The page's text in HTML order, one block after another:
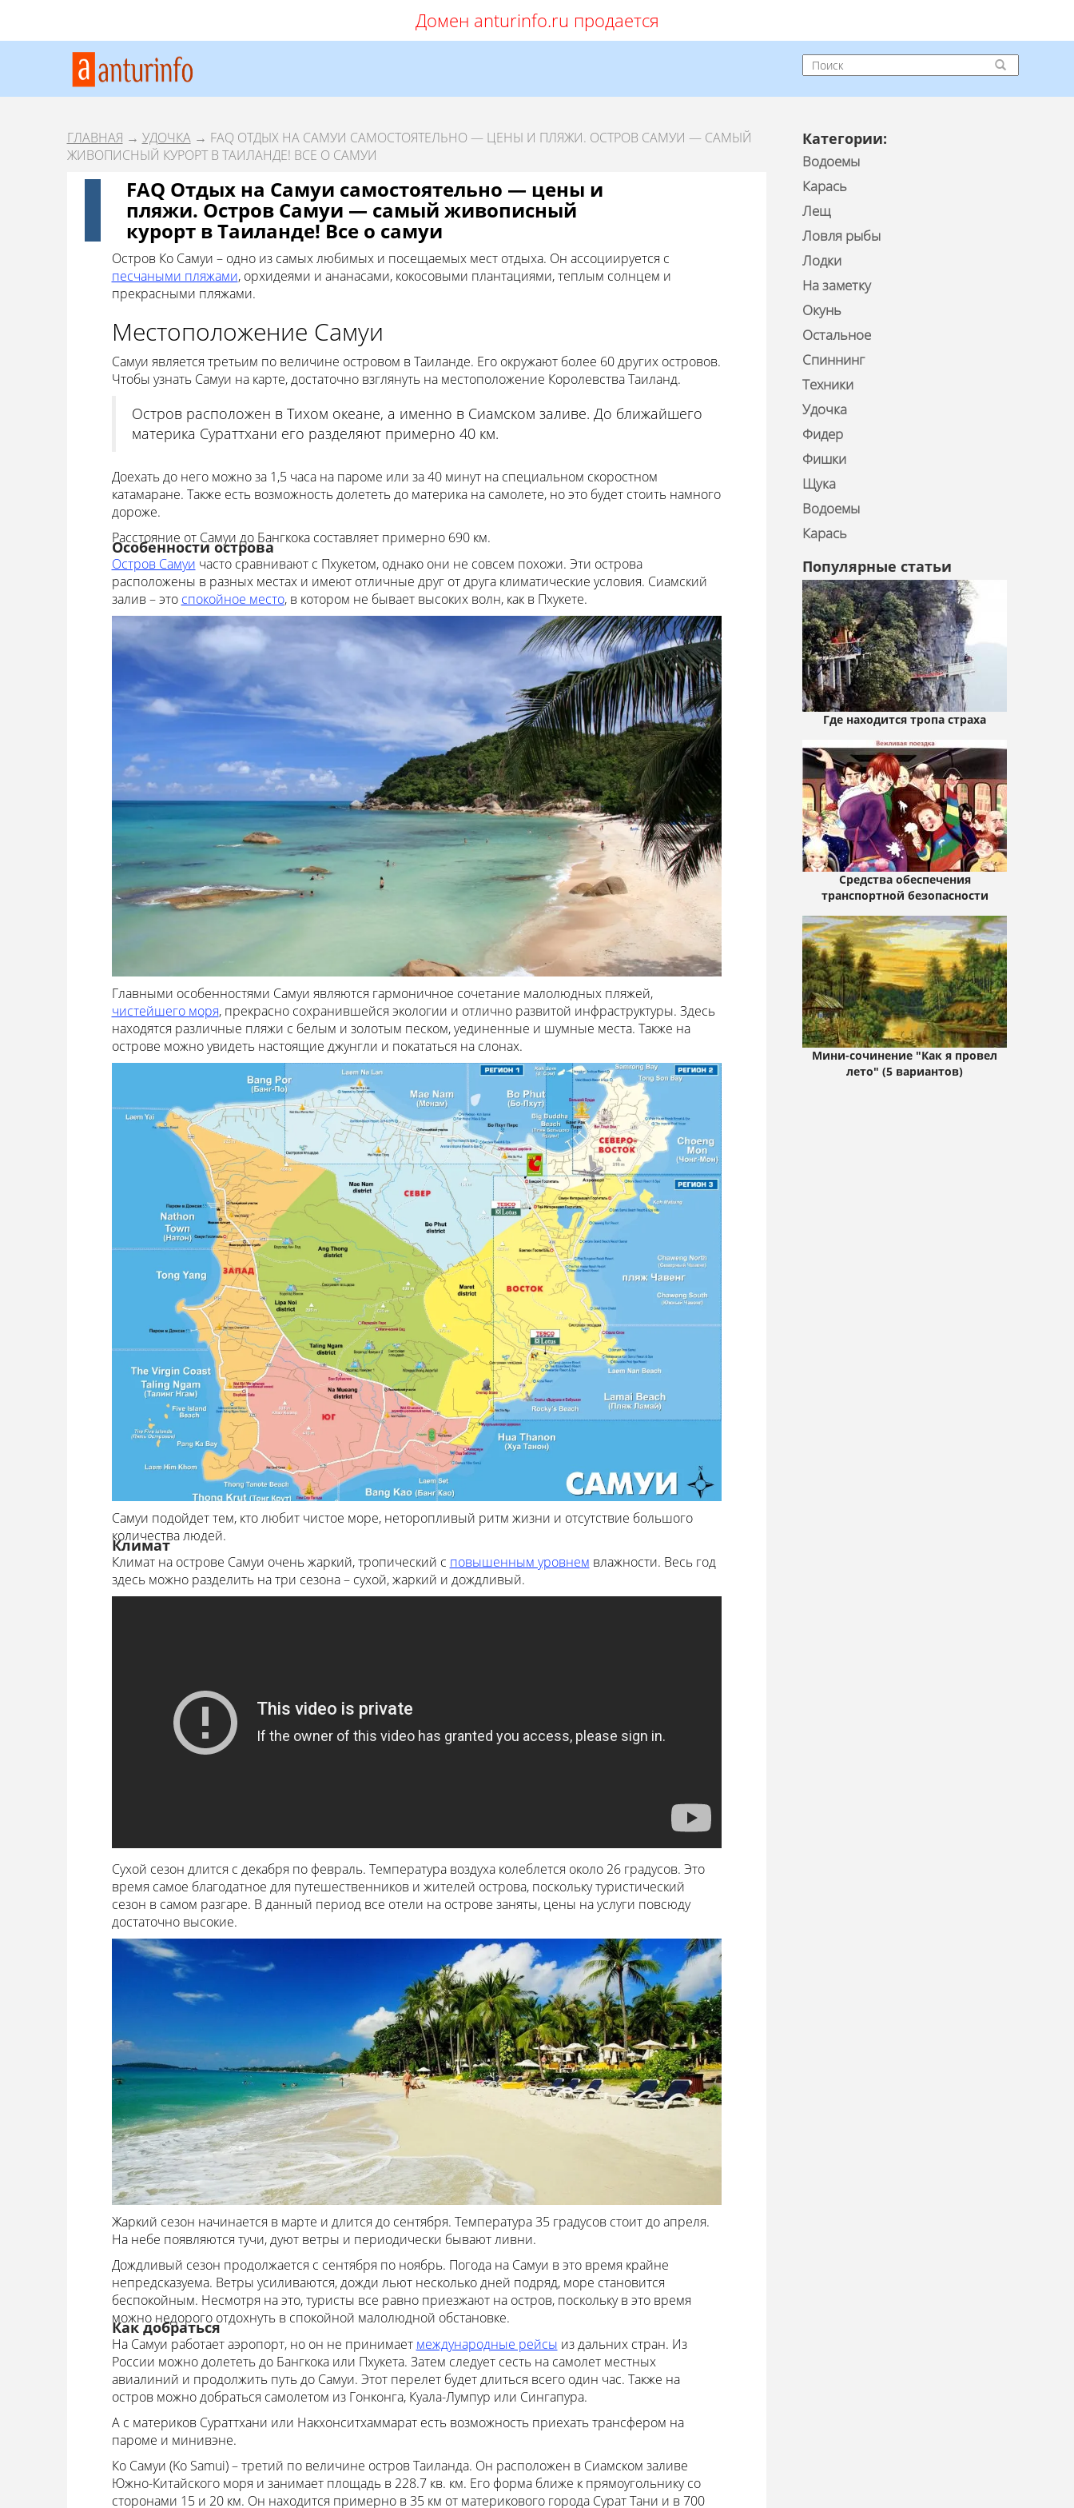
Домен anturinfo.ru продается
ГЛАВНАЯ → УДОЧКА → FAQ ОТДЫХ НА САМУИ САМОСТОЯТЕЛЬНО — ЦЕНЫ И ПЛЯЖИ. ОСТРОВ САМУИ — САМЫЙ
ЖИВОПИСНЫЙ КУРОРТ В ТАИЛАНДЕ! ВСЕ О САМУИ
FAQ Отдых на Самуи самостоятельно — цены и
пляжи. Остров Самуи — самый живописный
курорт в Таиланде! Все о самуи
Остров Ко Самуи – одно из самых любимых и посещаемых мест отдыха. Он ассоциируется с
песчаными пляжами, орхидеями и ананасами, кокосовыми плантациями, теплым солнцем и
прекрасными пляжами.
Местоположение Самуи
Самуи является третьим по величине островом в Таиланде. Его окружают более 60 других островов.
Чтобы узнать Самуи на карте, достаточно взглянуть на местоположение Королевства Таиланд.
Остров расположен в Тихом океане, а именно в Сиамском заливе. До ближайшего
материка Сураттхани его разделяют примерно 40 км.
Доехать до него можно за 1,5 часа на пароме или за 40 минут на специальном скоростном
катамаране. Также есть возможность долететь до материка на самолете, но это будет стоить намного
дороже.
Расстояние от Самуи до Бангкока составляет примерно 690 км.
Особенности острова
Остров Самуи часто сравнивают с Пхукетом, однако они не совсем похожи. Эти острова
расположены в разных местах и имеют отличные друг от друга климатические условия. Сиамский
залив – это спокойное место, в котором не бывает высоких волн, как в Пхукете.
Главными особенностями Самуи являются гармоничное сочетание малолюдных пляжей,
чистейшего моря, прекрасно сохранившейся экологии и отлично развитой инфраструктуры. Здесь
находятся различные пляжи с белым и золотым песком, уединенные и шумные места. Также на
острове можно увидеть настоящие джунгли и покататься на слонах.
Самуи подойдет тем, кто любит чистое море, неторопливый ритм жизни и отсутствие большого
количества людей.
Климат
Климат на острове Самуи очень жаркий, тропический с повышенным уровнем влажности. Весь год
здесь можно разделить на три сезона – сухой, жаркий и дождливый.
Сухой сезон длится с декабря по февраль. Температура воздуха колеблется около 26 градусов. Это
время самое благодатное для путешественников и жителей острова, поскольку туристический
сезон в самом разгаре. В данный период все отели на острове заняты, цены на услуги повсюду
достаточно высокие.
Жаркий сезон начинается в марте и длится до сентября. Температура 35 градусов стоит до апреля.
На небе появляются тучи, дуют ветры и периодически бывают ливни.
Дождливый сезон продолжается с сентября по ноябрь. Погода на Самуи в это время крайне
непредсказуема. Ветры усиливаются, дожди льют несколько дней подряд, море становится
беспокойным. Несмотря на это, туристы все равно приезжают на остров, поскольку в это время
можно недорого отдохнуть в спокойной малолюдной обстановке.
Как добраться
На Самуи работает аэропорт, но он не принимает международные рейсы из дальних стран. Из
России можно долететь до Бангкока или Пхукета. Затем следует сесть на самолет местных
авиалиний и продолжить путь до Самуи. Этот перелет будет длиться всего один час. Также на
остров можно добраться самолетом из Гонконга, Куала-Лумпур или Сингапура.
А с материков Сураттхани или Накхонситхаммарат есть возможность приехать трансфером на
пароме и минивэне.
Ко Самуи (Ko Samui) – третий по величине остров Таиланда. Он расположен в Сиамском заливе
Южно-Китайского моря и занимает площадь в 228.7 кв. км. Его форма ближе к прямоугольнику со
сторонами 15 и 20 км. Он находится примерно в 35 км от материкового города Сурат Тани и в 700
Категории:
Водоемы
Карась
Лещ
Ловля рыбы
Лодки
На заметку
Окунь
Остальное
Спиннинг
Техники
Удочка
Фидер
Фишки
Щука
Водоемы
Карась
Популярные статьи
Где находится тропа страха
Средства обеспечения
транспортной безопасности
Мини-сочинение "Как я провел
лето" (5 вариантов)